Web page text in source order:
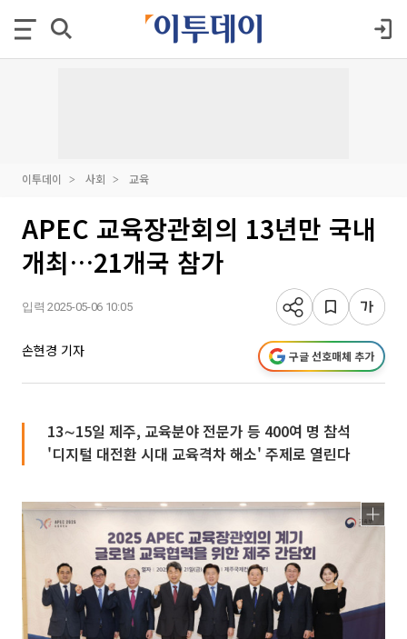
이투데이 사회 교육
APEC 교육장관회의 13년만 국내
개최…21개국 참가
입력 2025-05-06 10:05
손현경 기자 구글 선호매체 추가
13∼15일 제주, 교육분야 전문가 등 400여 명 참석
'디지털 대전환 시대 교육격차 해소' 주제로 열린다